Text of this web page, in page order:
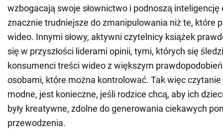
wzbogacają swoje słownictwo i podnoszą inteligencję
znacznie trudniejsze do zmanipulowania niż te, które
wideo. Innymi słowy, aktywni czytelnicy książek
się w przyszłości liderami opinii, tymi, których się
konsumenci treści wideo z większym
osobami, które można kontrolować. Tak więc
modne, jest konieczne, jeśli rodzice chcą, aby ich
były kreatywne, zdolne do generowania ciekawych
przewodzenia.